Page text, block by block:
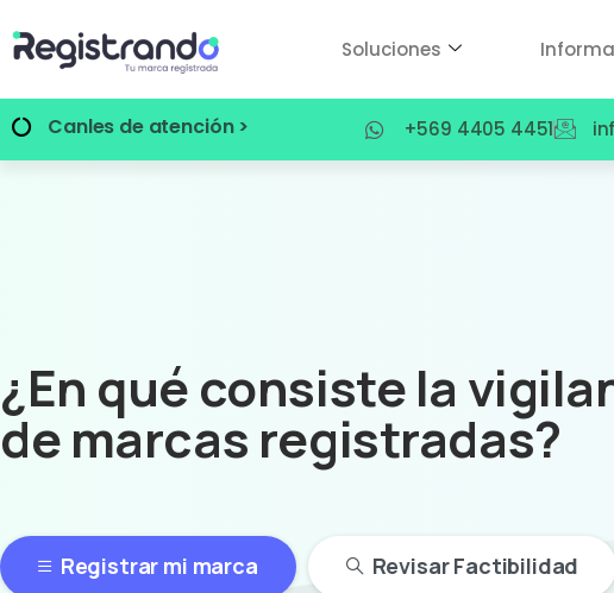
Soluciones
Canles de atención > +569 4405 4451
¿En qué consiste la
de marcas registradas?
Registrar mi marca Revisar Factibilidad